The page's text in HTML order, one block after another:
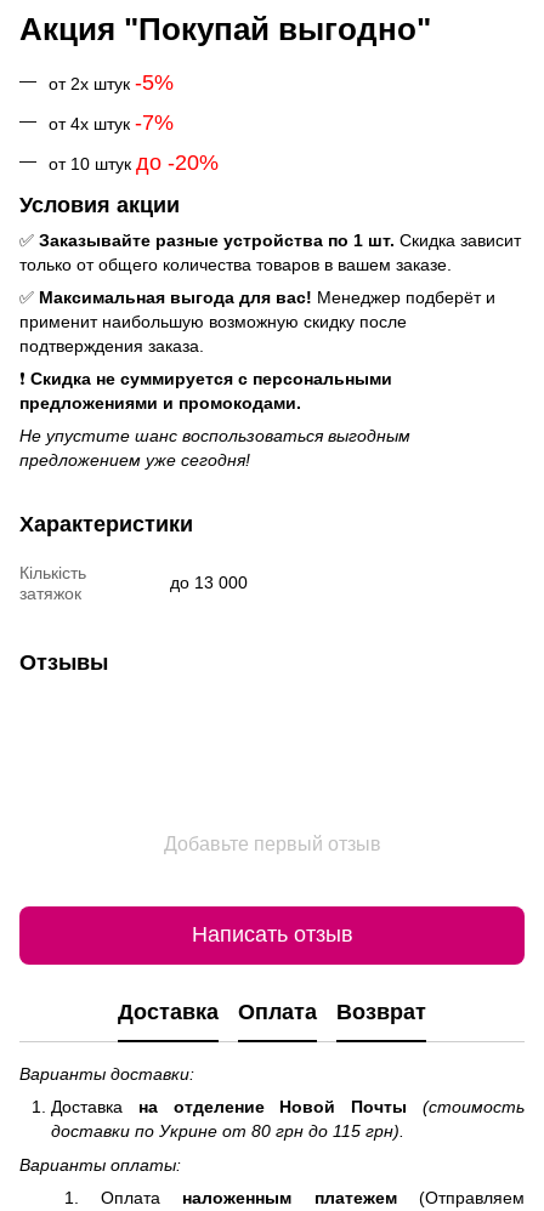
Акция "Покупай выгодно"
от 2х штук -5%
от 4х штук -7%
от 10 штук до -20%
Условия акции
✅ Заказывайте разные устройства по 1 шт. Скидка зависит
только от общего количества товаров в вашем заказе.
✅ Максимальная выгода для вас! Менеджер подберёт и
применит наибольшую возможную скидку после
подтверждения заказа.
❗ Скидка не суммируется с персональными
предложениями и промокодами.
Не упустите шанс воспользоваться выгодным
предложением уже сегодня!
Характеристики
Кількість
затяжок
до 13 000
Отзывы
Добавьте первый отзыв
Написать отзыв
Доставка Оплата Возврат
Варианты доставки:
Доставка на отделение Новой Почты
(стоимость
доставки по Укрине от 80 грн до 115 грн).
Варианты оплаты:
1. Оплата наложенным платежем(Отправляем